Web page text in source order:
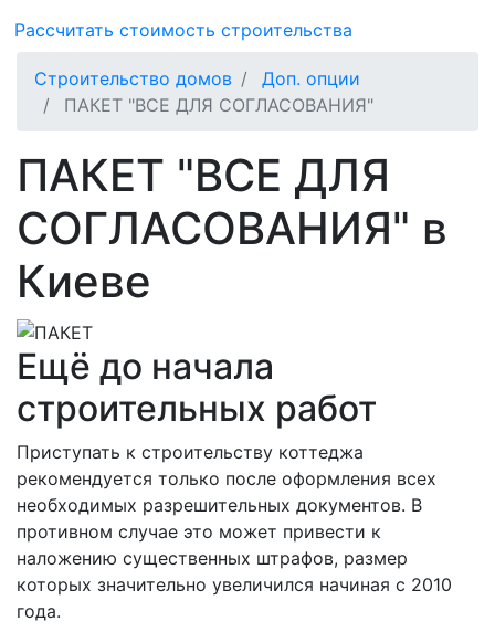
Рассчитать стоимость строительства
Строительство домов
Доп. опции
ПАКЕТ "ВСЕ ДЛЯ СОГЛАСОВАНИЯ"
ПАКЕТ "ВСЕ ДЛЯ
СОГЛАСОВАНИЯ" в
Киеве
Ещё до начала
строительных работ
Приступать к строительству коттеджа
рекомендуется только после оформления всех
необходимых разрешительных документов. В
противном случае это может привести к
наложению существенных штрафов, размер
которых значительно увеличился начиная с 2010
года.